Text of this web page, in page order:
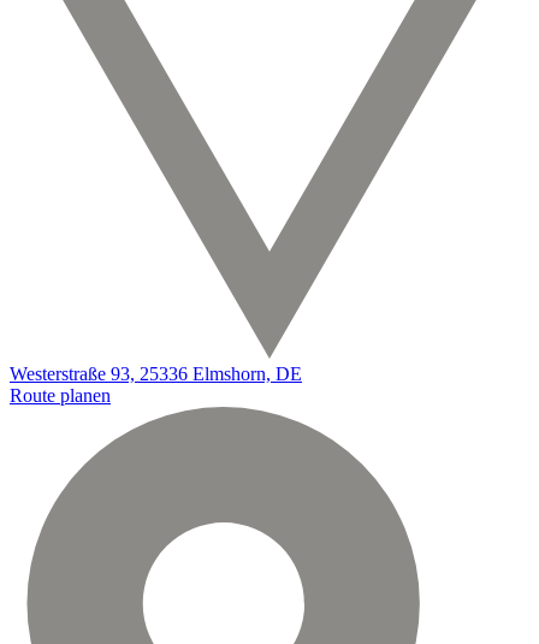
Westerstraße 93, 25336 Elmshorn, DE
Route planen